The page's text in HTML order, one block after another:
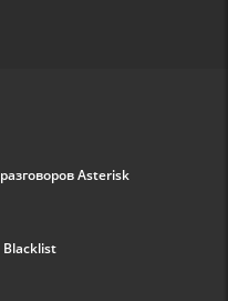
Asterisk